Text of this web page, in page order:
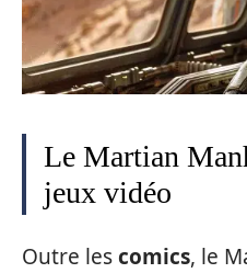
Le Martian
jeux vidéo
Outre lescomics, le